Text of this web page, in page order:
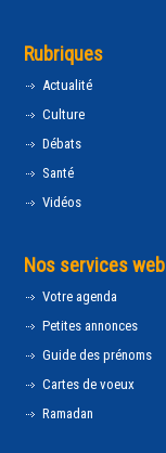
Rubriques
Actualité
Culture
Débats
Santé
Vidéos
Nos services web
Votre agenda
Petites annonces
Guide des prénoms
Cartes de voeux
Ramadan